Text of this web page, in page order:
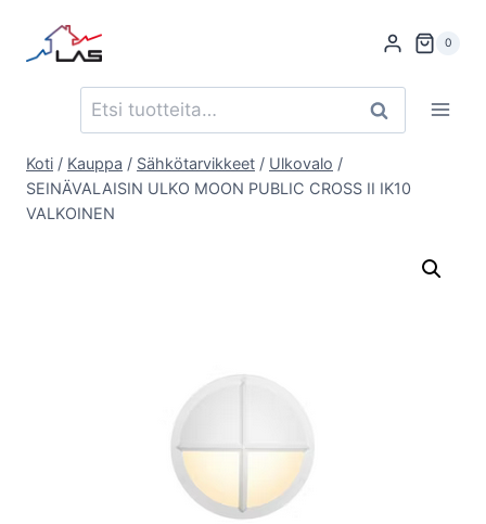
sisältöön
0
Etsi: Haku
Koti / Kauppa / Sähkötarvikkeet / Ulkovalo /
SEINÄVALAISIN ULKO MOON PUBLIC CROSS II IK10
VALKOINEN